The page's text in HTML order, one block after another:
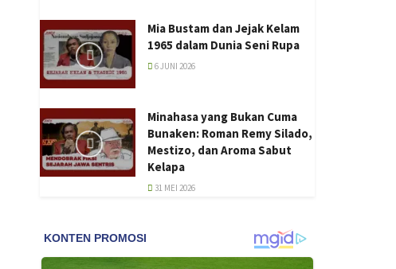
Mia Bustam dan Jejak Kelam
1965 dalam Dunia Seni Rupa
6 JUNI 2026
Minahasa yang Bukan Cuma
Bunaken: Roman Remy Silado,
Mestizo, dan Aroma Sabut
Kelapa
31 MEI 2026